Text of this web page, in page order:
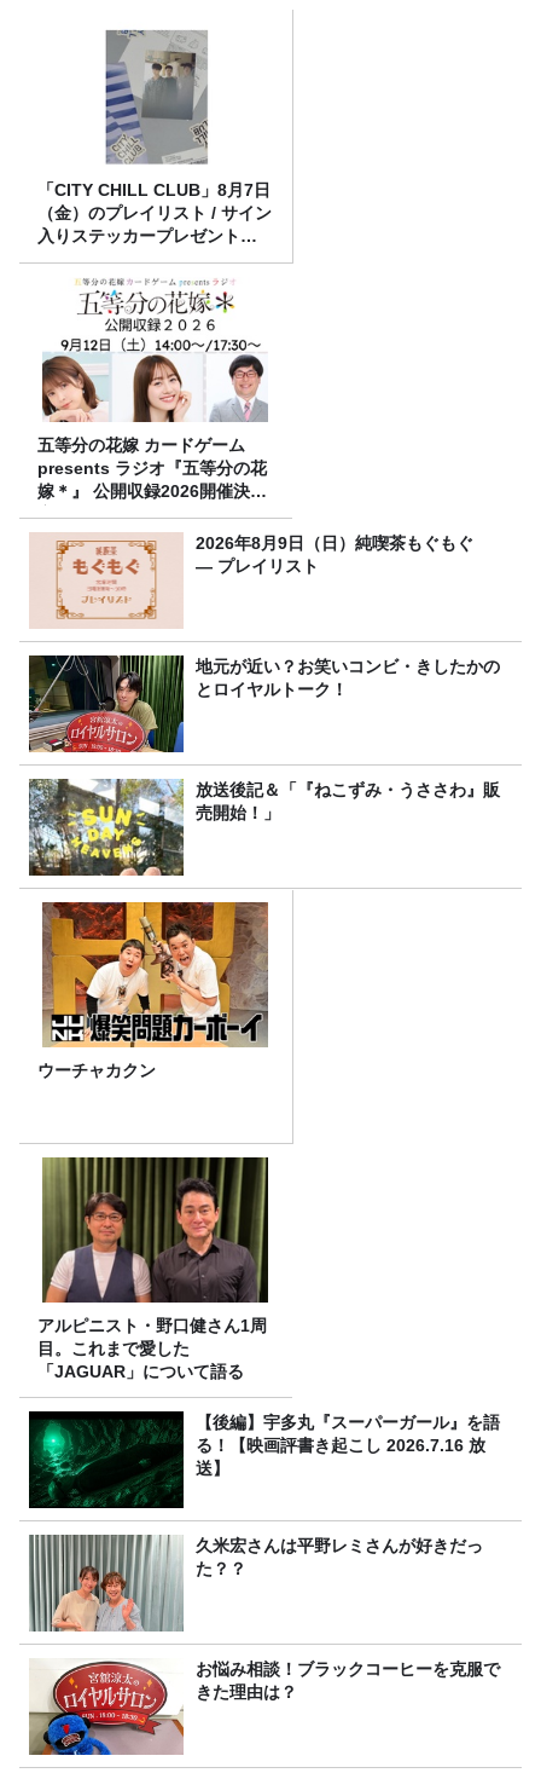
「CITY CHILL CLUB」8月7日
（金）のプレイリスト / サイン
入りステッカープレゼント有
り
五等分の花嫁 カードゲーム
presents ラジオ『五等分の花
嫁＊』 公開収録2026開催決
定！
2026年8月9日（日）純喫茶もぐもぐ
― プレイリスト
地元が近い？お笑いコンビ・きしたかの
とロイヤルトーク！
放送後記＆「『ねこずみ・うささわ』販
売開始！」
ウーチャカクン
アルピニスト・野口健さん1周
目。これまで愛した
「JAGUAR」について語る
【後編】宇多丸『スーパーガール』を語
る！【映画評書き起こし 2026.7.16 放
送】
久米宏さんは平野レミさんが好きだっ
た？？
お悩み相談！ブラックコーヒーを克服で
きた理由は？